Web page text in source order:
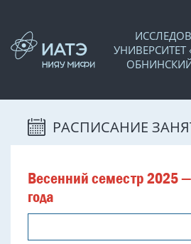
РАСПИСАНИЕ
Весенний семестр 2025
года